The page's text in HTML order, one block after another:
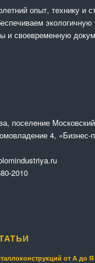
опыт, технику и
экологичную
и своевременную
поселение
4, «Бизнес-
2010
от А до Я